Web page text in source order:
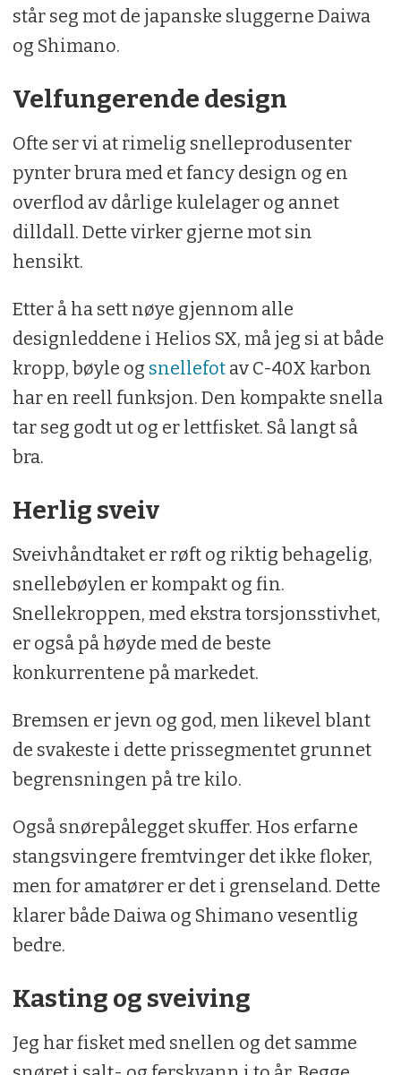
står seg mot de japanske sluggerne Daiwa
og Shimano.
Velfungerende design
Ofte ser vi at rimelig snelleprodusenter
pynter brura med et fancy design og en
overflod av dårlige kulelager og annet
dilldall. Dette virker gjerne mot sin
hensikt.
Etter å ha sett nøye gjennom alle
designleddene i Helios SX, må jeg si at både
kropp, bøyle og snellefotav C-40X karbon
har en reell funksjon. Den kompakte snella
tar seg godt ut og er lettfisket. Så langt så
bra.
Herlig sveiv
Sveivhåndtaket er røft og riktig behagelig,
snellebøylen er kompakt og fin.
Snellekroppen, med ekstra torsjonsstivhet,
er også på høyde med de beste
konkurrentene på markedet.
Bremsen er jevn og god, men likevel blant
de svakeste i dette prissegmentet grunnet
begrensningen på tre kilo.
Også snørepålegget skuffer. Hos erfarne
stangsvingere fremtvinger det ikke floker,
men for amatører er det i grenseland. Dette
klarer både Daiwa og Shimano vesentlig
bedre.
Kasting og sveiving
Jeg har fisket med snellen og det samme